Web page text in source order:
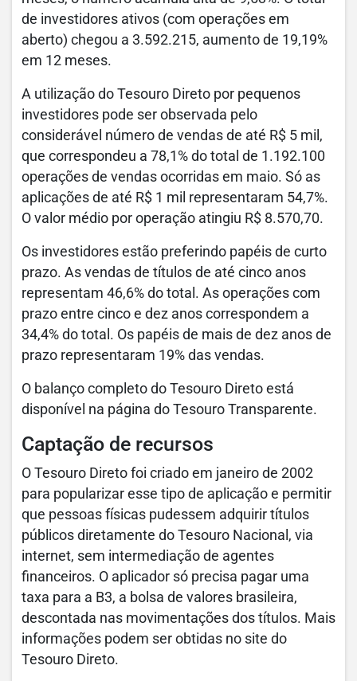
de investidores ativos (com operações em
aberto) chegou a 3.592.215, aumento de 19,19%
em 12 meses.
A utilização do Tesouro Direto por pequenos
investidores pode ser observada pelo
considerável número de vendas de até R$ 5 mil,
que correspondeu a 78,1% do total de 1.192.100
operações de vendas ocorridas em maio. Só as
aplicações de até R$ 1 mil representaram 54,7%.
O valor médio por operação atingiu R$ 8.570,70.
Os investidores estão preferindo papéis de curto
prazo. As vendas de títulos de até cinco anos
representam 46,6% do total. As operações com
prazo entre cinco e dez anos correspondem a
34,4% do total. Os papéis de mais de dez anos de
prazo representaram 19% das vendas.
O balanço completo do Tesouro Direto está
disponível na página do Tesouro Transparente.
Captação de recursos
O Tesouro Direto foi criado em janeiro de 2002
para popularizar esse tipo de aplicação e permitir
que pessoas físicas pudessem adquirir títulos
públicos diretamente do Tesouro Nacional, via
internet, sem intermediação de agentes
financeiros. O aplicador só precisa pagar uma
taxa para a B3, a bolsa de valores brasileira,
descontada nas movimentações dos títulos. Mais
informações podem ser obtidas no site do
Tesouro Direto.